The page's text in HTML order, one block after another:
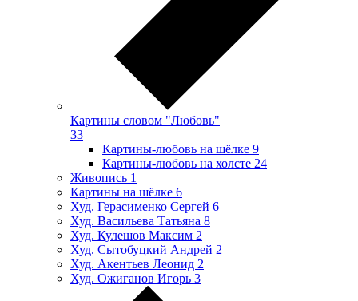
Картины словом "Любовь"
33
Картины-любовь на шёлке 9
Картины-любовь на холсте 24
Живопись 1
Картины на шёлке 6
Худ. Герасименко Сергей 6
Худ. Васильева Татьяна 8
Худ. Кулешов Максим 2
Худ. Сытобуцкий Андрей 2
Худ. Акентьев Леонид 2
Худ. Ожиганов Игорь 3